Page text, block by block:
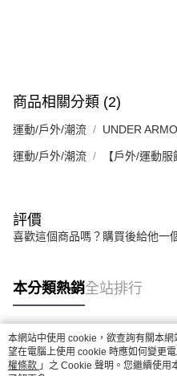
商品相關分類 (2)
運動/戶外/潮流 UNDER
運動/戶外/潮流 【戶外/運動服
評價
喜歡這個商品嗎？購買後給他一
本分類熱銷全站排行
熱門標籤
本網站中使用 cookie，欲查詢有關本
望在電腦上使用 cookie 時應如何變更
權條款 」之 Cookie 聲明。您繼續使用